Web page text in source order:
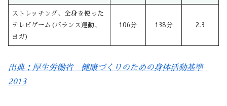
ストレッチング、全身を使った
テレビゲーム(バランス運動、
ヨガ)
106分 138分 2.3
出典：厚生労働省 健康づくりのための身体活動基準
2013